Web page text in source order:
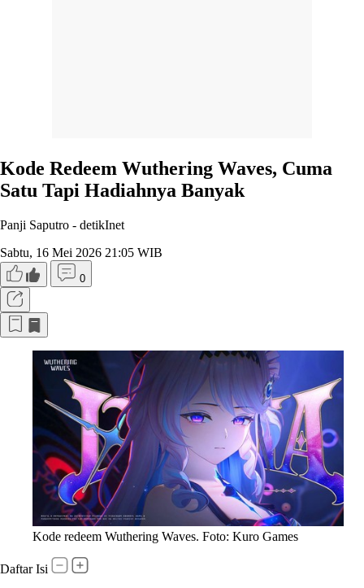
Kode Redeem Wuthering Waves, Cuma
Satu Tapi Hadiahnya Banyak
Panji Saputro - detikInet
Sabtu, 16 Mei 2026 21:05 WIB
0
Kode redeem Wuthering Waves. Foto: Kuro Games
Daftar Isi